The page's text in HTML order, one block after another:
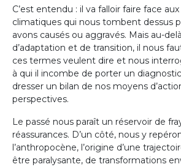
C’est entendu : il va falloir faire face
climatiques qui nous tombent dessus
avons causés ou aggravés. Mais au-
d’adaptation et de transition, il nous
ces termes veulent dire et nous
à qui il incombe de porter un
dresser un bilan de nos moyens
perspectives.
Le passé nous paraît un réservoir de
réassurances. D’un côté, nous y
l’anthropocène, l’origine d’une
être paralysante, de transformations